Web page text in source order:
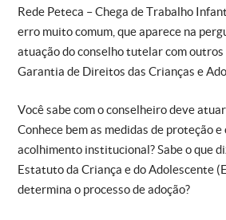
Rede Peteca – Chega de Trabalho
erro muito comum, que aparece na
atuação do conselho tutelar com
Garantia de Direitos das Crianças e
Você sabe com o conselheiro deve
Conhece bem as medidas de proteção e
acolhimento institucional? Sabe o que
Estatuto da Criança e do Adolescente
determina o processo de adoção?